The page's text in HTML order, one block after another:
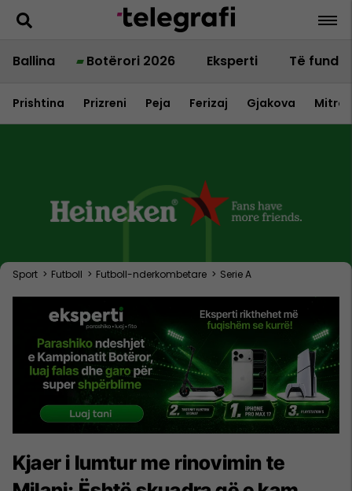
Ballina Botërori 2026 Eksperti Të fundit
Prishtina Prizreni Peja Ferizaj Gjakova
Sport > Futboll > Futboll-nderkombetare > Serie A
Kjaer i lumtur me rinovimin te